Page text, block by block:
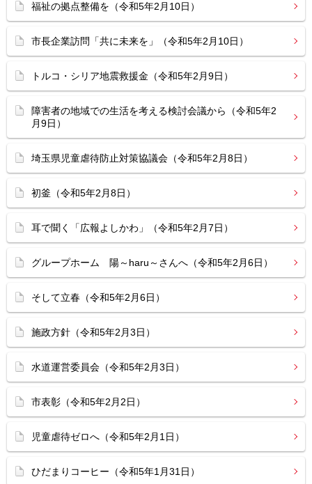
福祉の拠点整備を（令和5年2月10日）
市長企業訪問「共に未来を」（令和5年2月10日）
トルコ・シリア地震救援金（令和5年2月9日）
障害者の地域での生活を考える検討会議から（令和5年2
月9日）
埼玉県児童虐待防止対策協議会（令和5年2月8日）
初釜（令和5年2月8日）
耳で聞く「広報よしかわ」（令和5年2月7日）
グループホーム 陽～haru～さんへ（令和5年2月6日）
そして立春（令和5年2月6日）
施政方針（令和5年2月3日）
水道運営委員会（令和5年2月3日）
市表彰（令和5年2月2日）
児童虐待ゼロへ（令和5年2月1日）
ひだまりコーヒー（令和5年1月31日）